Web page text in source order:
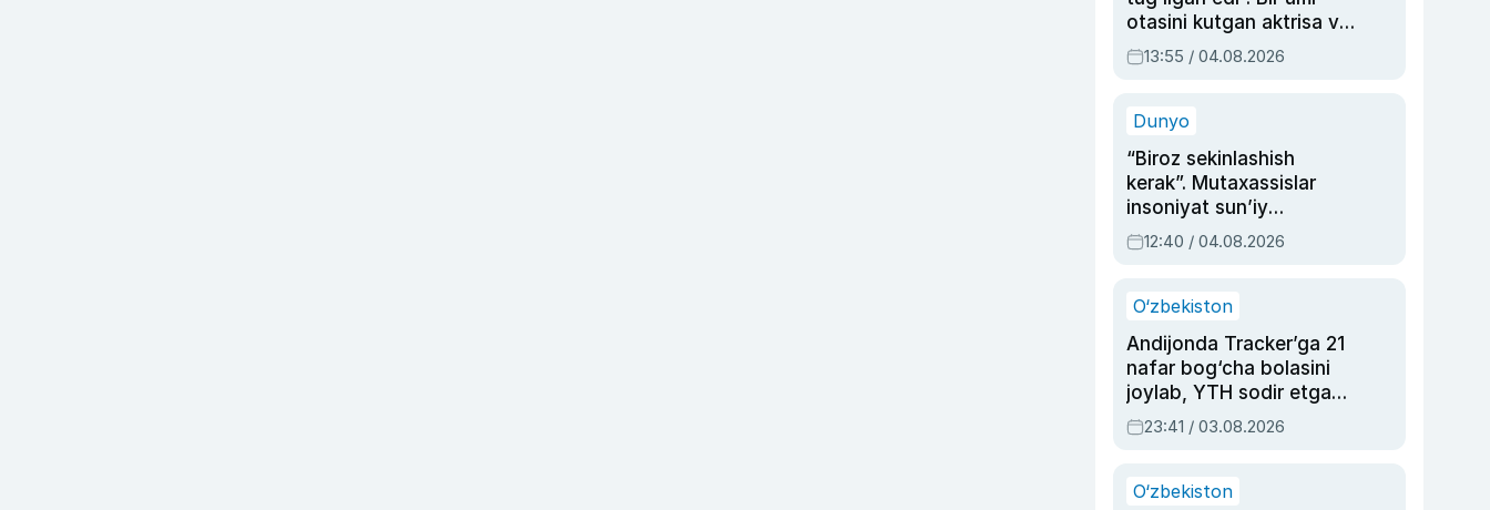
otasini kutgan aktrisa va
dublyaj ustasi Rimma
Ahmedovaning
13:55 / 04.08.2026
Dunyo
“Biroz sekinlashish
kerak”. Mutaxassislar
insoniyat sun’iy
intellektni boshqara
olmay qolishidan xavotir
12:40 / 04.08.2026
O‘zbekiston
Andijonda Tracker’ga 21
nafar bog‘cha bolasini
joylab, YTH sodir etgan
ayolga sud hukmi o‘qildi
23:41 / 03.08.2026
O‘zbekiston